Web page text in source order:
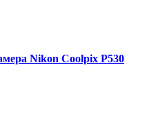
Nikon Coolpix P530